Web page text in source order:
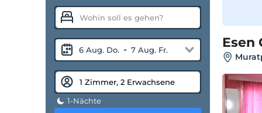
6 Aug. Do. - 7 Aug. Fr.
1-Nächte
Esen